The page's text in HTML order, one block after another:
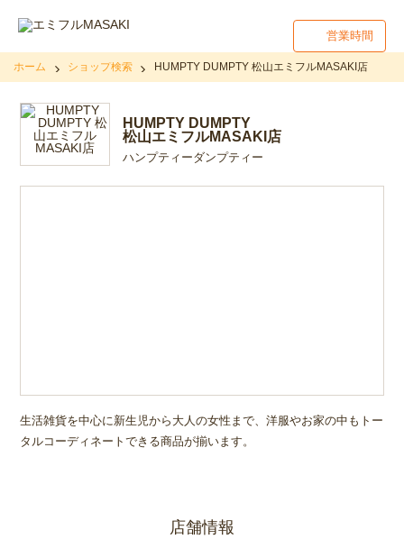
営業時間
ホーム ショップ検索 HUMPTY DUMPTY 松山エミフルMASAKI店
HUMPTY DUMPTY
松山エミフルMASAKI店
ハンプティーダンプティー
生活雑貨を中心に新生児から大人の女性まで、洋服やお家の中もトー
タルコーディネートできる商品が揃います。
店舗情報